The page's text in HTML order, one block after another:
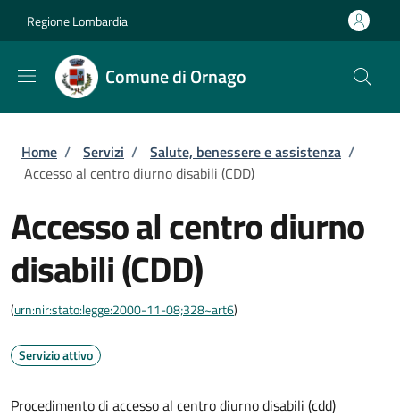
Regione Lombardia
Comune di Ornago
Briciole di pane
Home / Servizi / Salute, benessere e assistenza /
Accesso al centro diurno disabili (CDD)
Accesso al centro diurno
disabili (CDD)
(urn:nir:stato:legge:2000-11-08;328~art6)
Servizio attivo
Procedimento di accesso al centro diurno disabili (cdd)